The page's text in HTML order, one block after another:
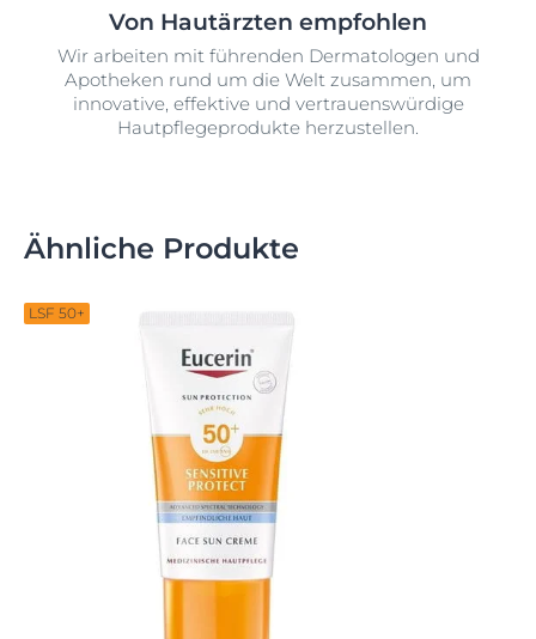
Von Hautärzten empfohlen
Wir arbeiten mit führenden Dermatologen und
Apotheken rund um die Welt zusammen, um
innovative, effektive und vertrauenswürdige
Hautpflegeprodukte herzustellen.
Ähnliche Produkte
LSF 50+